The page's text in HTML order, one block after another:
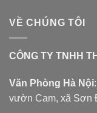
VỀ CHÚNG TÔI
CÔNG TY TNHH
Văn Phòng Hà Nội
vườn Cam, xã Sơn